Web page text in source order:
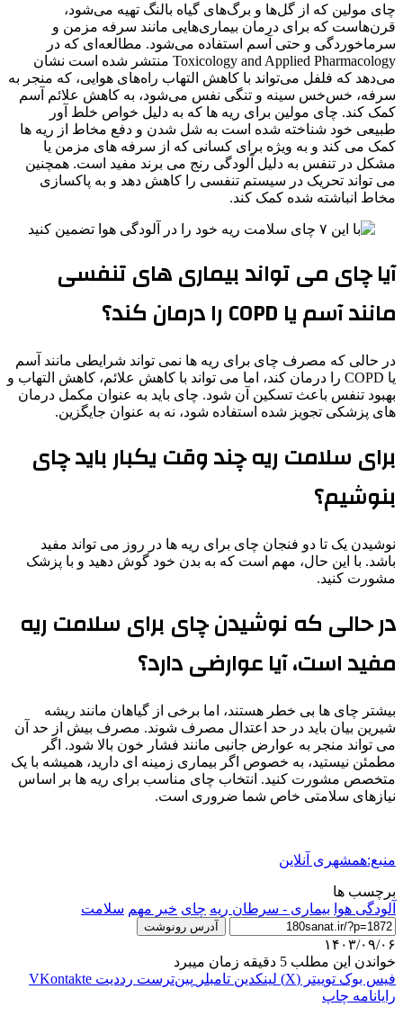
چای مولین که از گل‌ها و برگ‌های گیاه بالنگ تهیه می‌شود،
قرن‌هاست که برای درمان بیماری‌هایی مانند سرفه مزمن و
سرماخوردگی و حتی آسم استفاده می‌شود. مطالعه‌ای که در
Toxicology and Applied Pharmacology منتشر شده است نشان
می‌دهد که فلفل می‌تواند با کاهش التهاب راه‌های هوایی، که منجر به
سرفه، خس‌خس سینه و تنگی نفس می‌شود، به کاهش علائم آسم
کمک کند. چای مولین برای ریه ها که به دلیل خواص خلط آور
طبیعی خود شناخته شده است به شل شدن و دفع مخاط از ریه ها
کمک می کند و به ویژه برای کسانی که از سرفه های مزمن یا
مشکل در تنفس به دلیل آلودگی رنج می برند مفید است. همچنین
می تواند تحریک در سیستم تنفسی را کاهش دهد و به پاکسازی
مخاط انباشته شده کمک کند.
آیا چای می تواند بیماری های تنفسی
مانند آسم یا COPD را درمان کند؟
در حالی که مصرف چای برای ریه ها نمی تواند شرایطی مانند آسم
یا COPD را درمان کند، اما می تواند با کاهش علائم، کاهش التهاب و
بهبود تنفس باعث تسکین آن شود. چای باید به عنوان مکمل درمان
های پزشکی تجویز شده استفاده شود، نه به عنوان جایگزین.
برای سلامت ریه چند وقت یکبار باید چای
بنوشیم؟
نوشیدن یک تا دو فنجان چای برای ریه ها در روز می تواند مفید
باشد. با این حال، مهم است که به بدن خود گوش دهید و با پزشک
مشورت کنید.
در حالی که نوشیدن چای برای سلامت ریه
مفید است، آیا عوارضی دارد؟
بیشتر چای ها بی خطر هستند، اما برخی از گیاهان مانند ریشه
شیرین بیان باید در حد اعتدال مصرف شوند. مصرف بیش از حد آن
می تواند منجر به عوارض جانبی مانند فشار خون بالا شود. اگر
مطمئن نیستید، به خصوص اگر بیماری زمینه ای دارید، همیشه با یک
متخصص مشورت کنید. انتخاب چای مناسب برای ریه ها بر اساس
نیازهای سلامتی خاص شما ضروری است.
منبع:همشهری آنلاین
برچسب ها
آلودگی هوا بیماری - سرطان ریه چای خبر مهم سلامت
آدرس رونوشت
۱۴۰۳/۰۹/۰۶
خواندن این مطلب 5 دقیقه زمان میبرد
فیس بوک توییتر (X) لینکدین ‫تامبلر ‫پین‌ترست ‫رددیت ‫VKontakte
رایانامه چاپ